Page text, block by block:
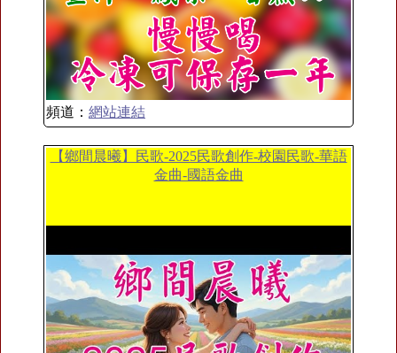
頻道： 網站連結
【鄉間晨曦】民歌-2025民歌創作-校園民歌-華語
金曲-國語金曲